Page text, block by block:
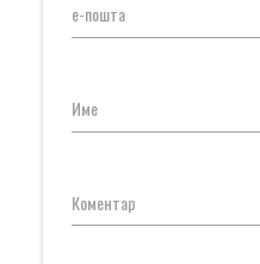
е-пошта
Име
Коментар